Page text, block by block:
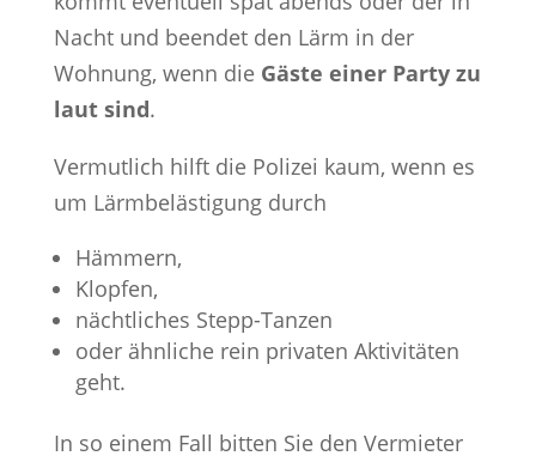
Nacht und beendet den Lärm in der
Wohnung, wenn die Gäste einer Party zu
laut sind.
Vermutlich hilft die Polizei kaum, wenn es
um Lärmbelästigung durch
Hämmern,
Klopfen,
nächtliches Stepp-Tanzen
oder ähnliche rein privaten Aktivitäten
geht.
In so einem Fall bitten Sie den Vermieter